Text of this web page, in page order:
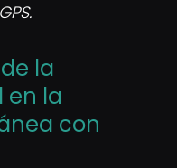
la
en la
con